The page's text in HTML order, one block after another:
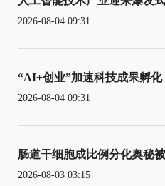
2026-08-04 09:31
“AI+创业”加速科技成果孵化
2026-08-04 09:31
肠道干细胞成比例分化奥秘
2026-08-03 03:15